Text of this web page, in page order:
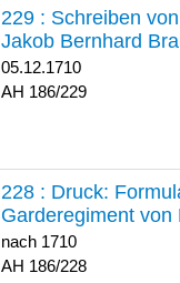
229 : Schreiben
Jakob Bernhard
05.12.1710
186/229
228 : Druck:
Garderegiment von
nach 1710
186/228